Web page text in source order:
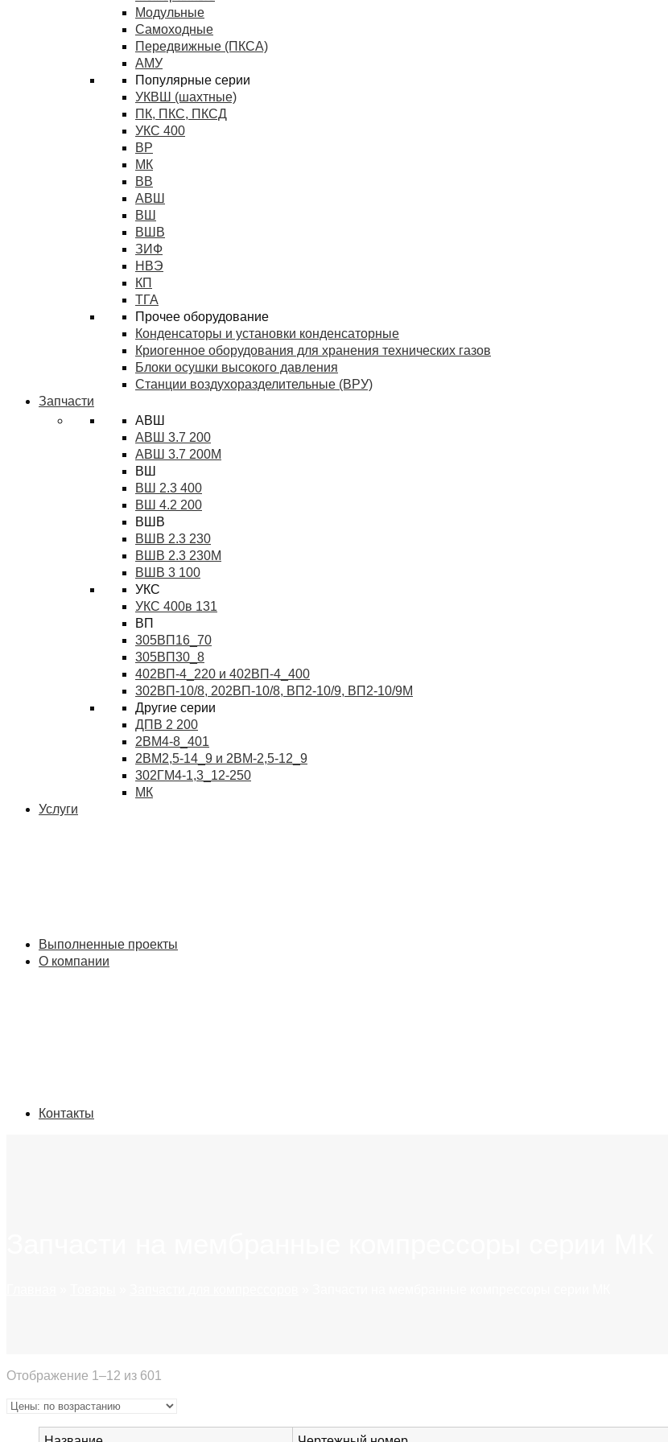
Модульные
Самоходные
Передвижные (ПКСА)
АМУ
Популярные серии
УКВШ (шахтные)
ПК, ПКС, ПКСД
УКС 400
ВР
МК
ВВ
АВШ
ВШ
ВШВ
ЗИФ
НВЭ
КП
ТГА
Прочее оборудование
Конденсаторы и установки конденсаторные
Криогенное оборудования для хранения технических газов
Блоки осушки высокого давления
Станции воздухоразделительные (ВРУ)
Запчасти
АВШ
АВШ 3.7 200
АВШ 3.7 200М
ВШ
ВШ 2.3 400
ВШ 4.2 200
ВШВ
ВШВ 2.3 230
ВШВ 2.3 230М
ВШВ 3 100
УКС
УКС 400в 131
ВП
305ВП16_70
305ВП30_8
402ВП-4_220 и 402ВП-4_400
302ВП-10/8, 202ВП-10/8, ВП2-10/9, ВП2-10/9М
Другие серии
ДПВ 2 200
2ВМ4-8_401
2ВМ2,5-14_9 и 2ВМ-2,5-12_9
302ГМ4-1,3_12-250
МК
Услуги
Выполненные проекты
О компании
Контакты
Отображение 1–12 из 601